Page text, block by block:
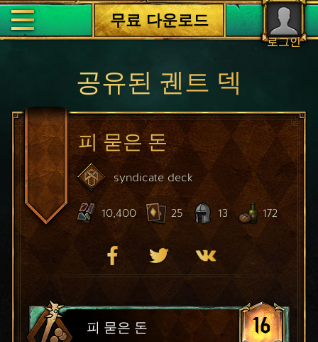
로그인
무료 다운로드
공유된 궨트 덱
피 묻은 돈
syndicate deck
10,400 25 13 172
피 묻은 돈 16